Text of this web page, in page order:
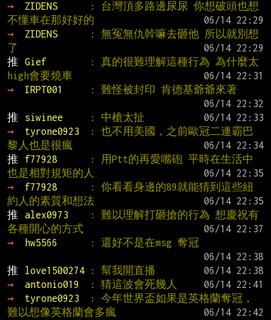
→ ZIDENS
: 台灣頂多路邊尿尿 你想破頭也想
不懂車在那好好的
→
ZIDENS
: 無冤無仇幹嘛去砸他 所以就別想
了
推
Gief
: 真的很難理解這種行為 為什麼太
high會要燒車
→
IRPT001
: 難怪被封印 肯德基爺爺來著
推
siwinee : 中槍太扯
→
tyrone0923
: 也不用美國，之前歐冠二連霸巴
黎人也是很瘋
推
f77928
: 用Ptt的再愛嘴砲 平時在生活中
也是相對規矩的人
→
f77928
: 你看看身邊的89就能猜到這些紐
約人的素質和想法
推
alex0973
: 難以理解打砸搶的行為 想慶祝有
各種開心的方式
→
hw5566
: 還好不是在msg 奪冠
推
love1500274 : 幫我開直播
→
antonio019 : 猜這波會死幾人
→
tyrone0923
: 今年世界盃如果是英格蘭奪冠，
難以想像英格蘭會多瘋